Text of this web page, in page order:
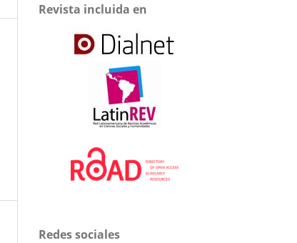
Revista incluida en
Redes sociales